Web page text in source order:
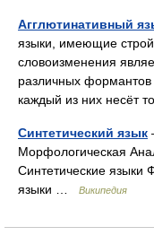
Агглютинативный
языки, имеющие
словоизменения
различных
каждый из них несёт
Синтетический язык
Морфологическая
Синтетические языки
языки …
Википедия